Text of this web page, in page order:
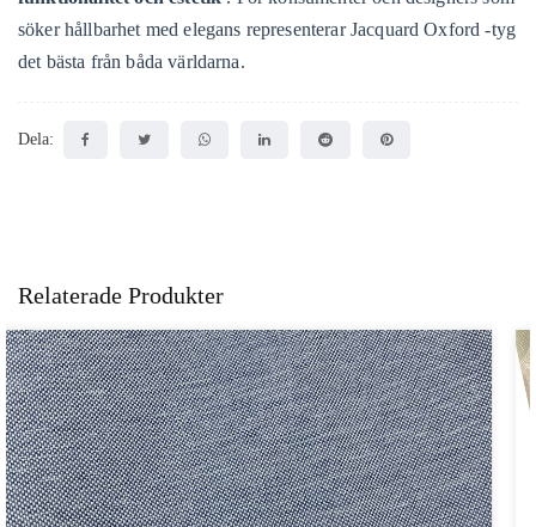
söker hållbarhet med elegans representerar Jacquard Oxford -tyg
det bästa från båda världarna.
Dela:
Relaterade Produkter